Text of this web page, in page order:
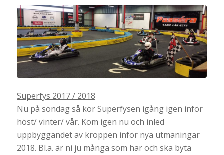
Superfys 2017 / 2018
Nu på söndag så kör Superfysen igång igen inför
höst/ vinter/ vår. Kom igen nu och inled
uppbyggandet av kroppen inför nya utmaningar
2018. Bl.a. är ni ju många som har och ska byta